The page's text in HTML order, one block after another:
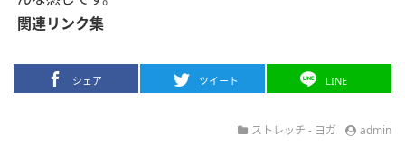
関連リンク集
シェア ツイート LINE
ストレッチ - ヨガ admin